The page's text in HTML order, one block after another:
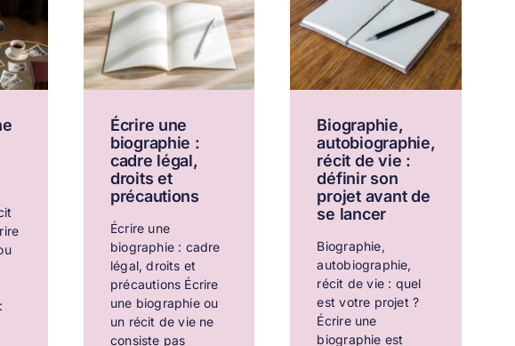
Écrire une
biographie :
cadre légal,
droits et
précautions
Écrire une
biographie : cadre
légal, droits et
précautions Écrire
une biographie ou
un récit de vie ne
consiste pas
Biographie,
autobiographie,
récit de vie :
définir son
projet avant de
se lancer
Biographie,
autobiographie,
récit de vie : quel
est votre projet ?
Écrire une
biographie est